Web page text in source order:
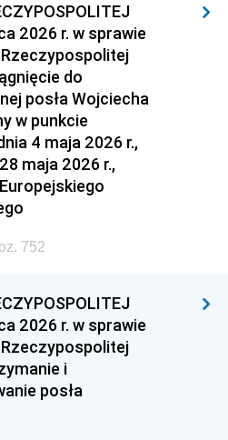
2026 r. w sprawie
do
posła Wojciecha
w punkcie
4 maja 2026 r.,
maja 2026 r.,
752
2026 r. w sprawie
i
posła